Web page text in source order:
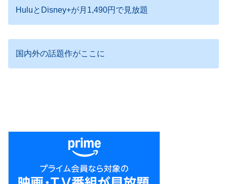
HuluとDisney+が月1,490円で見放題
国内外の話題作がここに